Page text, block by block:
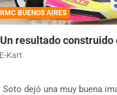
RMC BUENOS AIRES
Un resultado
E-Kart
dejó una muy buena